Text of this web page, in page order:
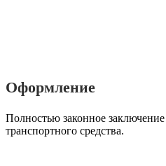
Оформление
Полностью законное
транспортного средства.